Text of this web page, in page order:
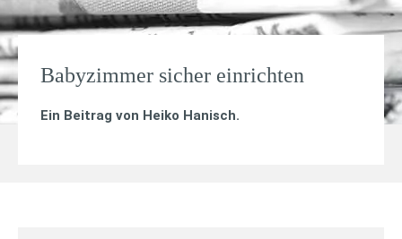
Babyzimmer sicher einrichten
Ein Beitrag von Heiko Hanisch.